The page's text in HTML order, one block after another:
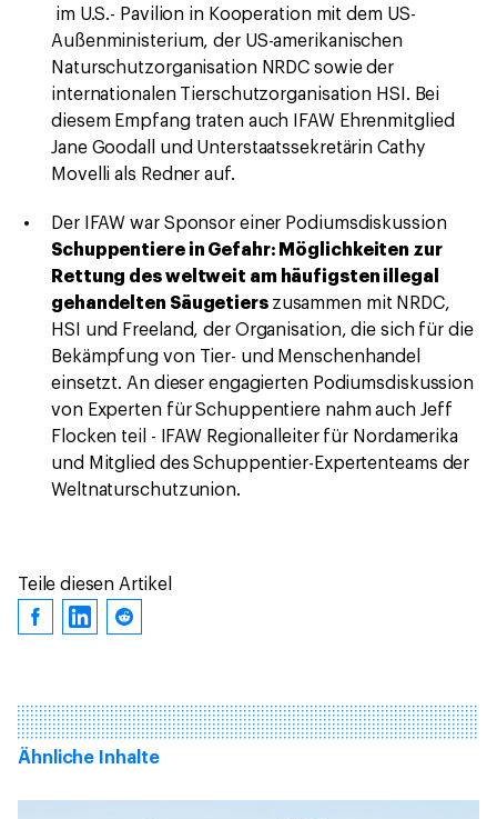
im U.S.- Pavilion in Kooperation mit dem US-
Außenministerium, der US-amerikanischen
Naturschutzorganisation NRDC sowie der
internationalen Tierschutzorganisation HSI. Bei
diesem Empfang traten auch IFAW Ehrenmitglied
Jane Goodall und Unterstaatssekretärin Cathy
Movelli als Redner auf.
Der IFAW war Sponsor einer Podiumsdiskussion
Schuppentiere in Gefahr: Möglichkeiten zur
Rettung des weltweit am häufigsten illegal
gehandelten Säugetiers zusammen mit NRDC,
HSI und Freeland, der Organisation, die sich für die
Bekämpfung von Tier- und Menschenhandel
einsetzt. An dieser engagierten Podiumsdiskussion
von Experten für Schuppentiere nahm auch Jeff
Flocken teil - IFAW Regionalleiter für Nordamerika
und Mitglied des Schuppentier-Expertenteams der
Weltnaturschutzunion.
Teile diesen Artikel
Ähnliche Inhalte